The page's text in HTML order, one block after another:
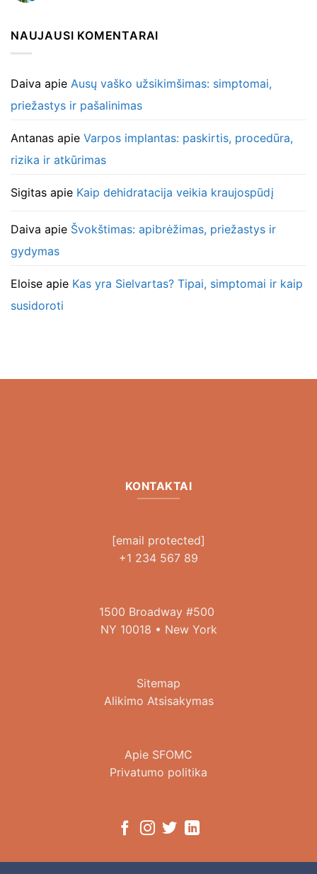
NAUJAUSI KOMENTARAI
Daiva apie Ausų vaško užsikimšimas: simptomai,
priežastys ir pašalinimas
Antanas apie Varpos implantas: paskirtis, procedūra,
rizika ir atkūrimas
Sigitas apie Kaip dehidratacija veikia kraujospūdį
Daiva apie Švokštimas: apibrėžimas, priežastys ir
gydymas
Eloise apie Kas yra Sielvartas? Tipai, simptomai ir kaip
susidoroti
KONTAKTAI
[email protected]
+1 234 567 89
1500 Broadway #500
NY 10018 • New York
Sitemap
Alikimo Atsisakymas
Apie SFOMC
Privatumo politika